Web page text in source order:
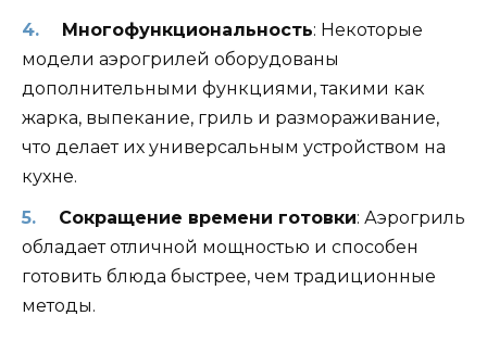
Многофункциональность: Некоторые
модели аэрогрилей оборудованы
дополнительными функциями, такими как
жарка, выпекание, гриль и размораживание,
что делает их универсальным устройством на
кухне.
Сокращение времени готовки: Аэрогриль
обладает отличной мощностью и способен
готовить блюда быстрее, чем традиционные
методы.